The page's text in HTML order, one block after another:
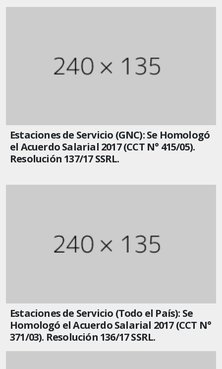
Estaciones de Servicio (GNC): Se Homologó
el Acuerdo Salarial 2017 (CCT N° 415/05).
Resolución 137/17 SSRL.
Estaciones de Servicio (Todo el País): Se
Homologó el Acuerdo Salarial 2017 (CCT N°
371/03). Resolución 136/17 SSRL.